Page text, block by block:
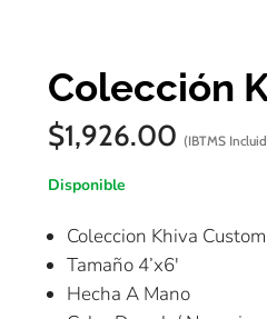
Colección
$1,926.00 (IBTMS
Disponible
Coleccion Khiva Custom
Tamaño 4’x6′
Hecha A Mano